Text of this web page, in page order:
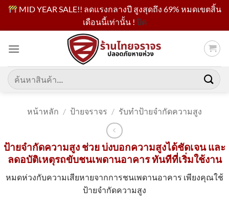
MID YEAR SALE!! ลดแรงกลางปี สูงสุดถึง 69% หมดเขตสิ้น
เดือนนี้เท่านั้น ! ปิด
เนื้อหา
ค้นหา:
หน้าหลัก / ป้ายจราจร / รับทำป้ายจำกัดความสูง
ป้ายจำกัดความสูง ช่วย บ่งบอกความสูงได้ชัดเจน และ
ลดอบัติเหตุรถขับชนเพดานอาคาร ทันทีที่เริ่มใช้งาน
หมดห่วงกับความเสียหายจากการชนเพดานอาคาร เพียงคุณใช้
ป้ายจำกัดความสูง